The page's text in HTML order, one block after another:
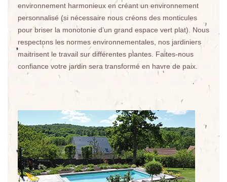
environnement harmonieux en créant un environnement
personnalisé (si nécessaire nous créons des monticules
pour briser la monotonie d’un grand espace vert plat). Nous
respectons les normes environnementales, nos jardiniers
maitrisent le travail sur différentes plantes. Faites-nous
confiance votre jardin sera transformé en havre de paix.